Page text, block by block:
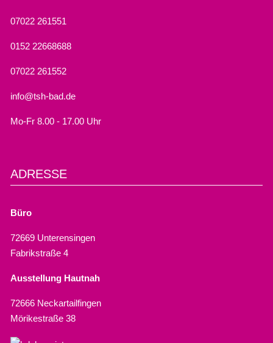
07022 261551
0152 22668688
07022 261552
info@tsh-bad.de
Mo-Fr 8.00 - 17.00 Uhr
ADRESSE
Büro
72669 Unterensingen
Fabrikstraße 4
Ausstellung Hautnah
72666 Neckartailfingen
Mörikestraße 38